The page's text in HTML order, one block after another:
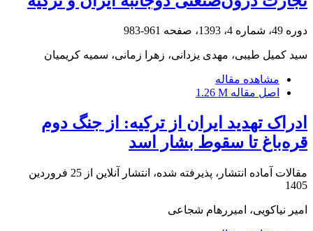
دوره 49، شماره 4، 1393، صفحه 961-983
سید کمیل طیبی، مهدی یزدانی، زهرا زمانی، سمیه کریمیان
مشاهده مقاله
اصل مقاله 1.26 M
ادراک تهدید ایران از ترکیه: از جنگ دوم
قره‌باغ تا سقوط بشار اسد
مقالات آماده انتشار، پذیرفته شده، انتشار آنلاین از
25 فروردین
1405
امیر نیاکویی، امیررهام شجاعی